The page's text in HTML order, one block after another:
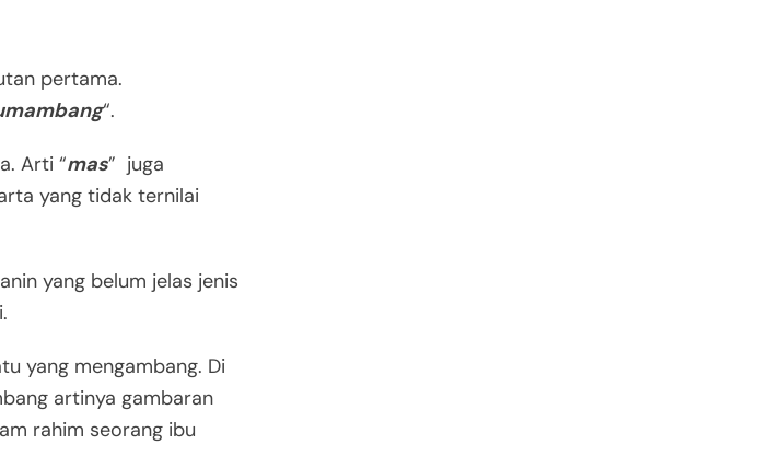
pertama.
“.
Arti “mas” juga
yang tidak ternilai
yang belum jelas jenis
yang mengambang. Di
artinya gambaran
rahim seorang ibu